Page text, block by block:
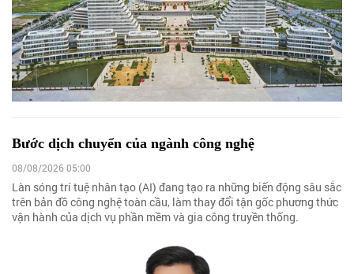
Bước dịch chuyển của ngành công nghệ
08/08/2026 05:00
Làn sóng trí tuệ nhân tạo (AI) đang tạo ra những biến động sâu sắc
trên bản đồ công nghệ toàn cầu, làm thay đổi tận gốc phương thức
vận hành của dịch vụ phần mềm và gia công truyền thống.